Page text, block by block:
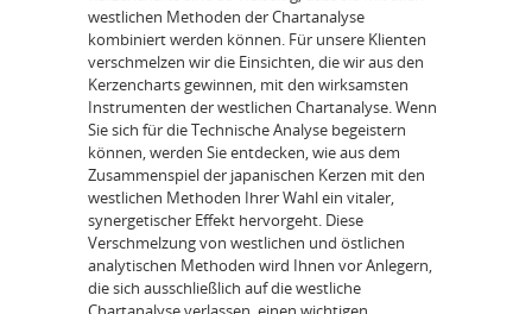
westlichen Methoden der Chartanalyse
kombiniert werden können. Für unsere Klienten
verschmelzen wir die Einsichten, die wir aus den
Kerzencharts gewinnen, mit den wirksamsten
Instrumenten der westlichen Chartanalyse. Wenn
Sie sich für die Technische Analyse begeistern
können, werden Sie entdecken, wie aus dem
Zusammenspiel der japanischen Kerzen mit den
westlichen Methoden Ihrer Wahl ein vitaler,
synergetischer Effekt hervorgeht. Diese
Verschmelzung von westlichen und östlichen
analytischen Methoden wird Ihnen vor Anlegern,
die sich ausschließlich auf die westliche